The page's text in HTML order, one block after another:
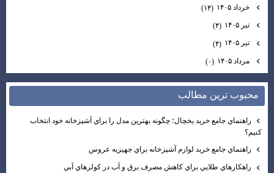
خرداد ۱۴۰۵
(۱۴)
تیر ۱۴۰۵
(۴)
تیر ۱۴۰۵
(۴)
مرداد ۱۴۰۵
(۰)
محبوب ترين مطالب
راهنماي جامع خريد يخچال؛ چگونه بهترين مدل را براي آشپزخانه خود انتخاب
كنيم؟
راهنماي جامع خريد لوازم آشپزخانه براي جهيزيه عروس
راهكارهاي طلايي براي كاهش مصرف برق و آب در كولرهاي آبي